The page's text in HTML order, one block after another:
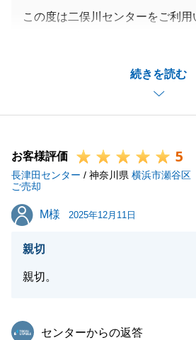
続きを読む
この度は二俣川センターをご利用
スムーズなお取引となりました。
また何かお困りごとがございまし
付けください。
お客様評価 5
長津田センター / 神奈川県 横浜市瀬谷区
ご売却
M様
M様 2025年12月11日
親切
親切。
東急リバブル
センターからの返答